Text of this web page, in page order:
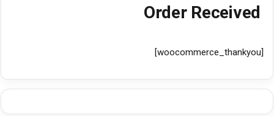
Order Received
[woocommerce_thankyou]